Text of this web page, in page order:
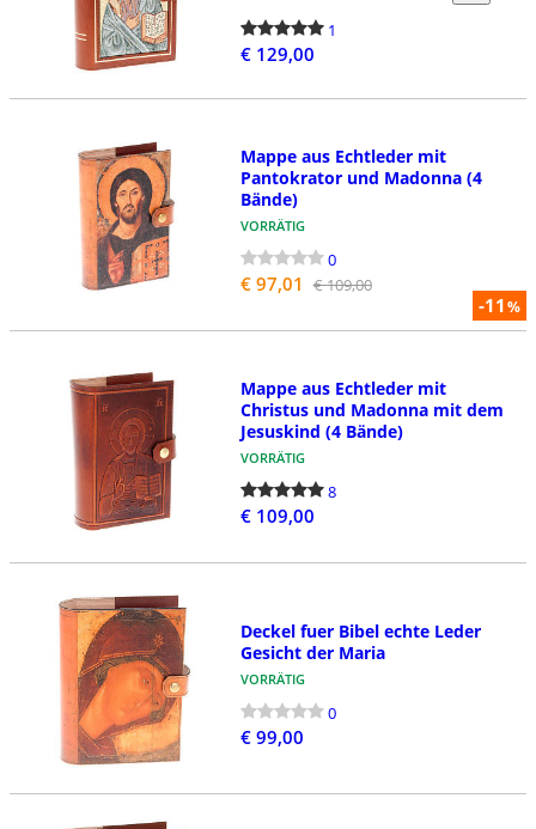
1
€ 129,00
-11%
Mappe aus Echtleder mit
Pantokrator und Madonna (4
Bände)
VORRÄTIG
0
€ 97,01 € 109,00
Mappe aus Echtleder mit
Christus und Madonna mit dem
Jesuskind (4 Bände)
VORRÄTIG
8
€ 109,00
Deckel fuer Bibel echte Leder
Gesicht der Maria
VORRÄTIG
0
€ 99,00